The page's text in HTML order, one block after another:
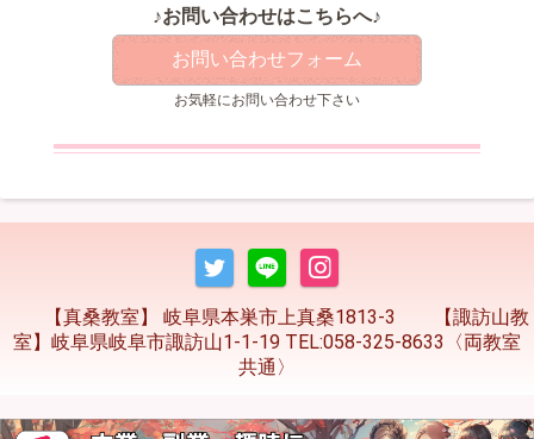
♪お問い合わせはこちらへ♪
お問い合わせフォーム
お気軽にお問い合わせ下さい
【真桑教室】 岐阜県本巣市上真桑1813-3 【諏訪山教
室】岐阜県岐阜市諏訪山1-1-19 TEL:058-325-8633〈両教室
共通〉